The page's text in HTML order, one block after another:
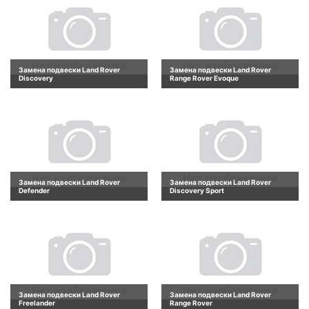
Замена подвески Land Rover
Discovery
Замена подвески Land Rover
Range Rover Evoque
Замена подвески Land Rover
Defender
Замена подвески Land Rover
Discovery Sport
Замена подвески Land Rover
Freelander
Замена подвески Land Rover
Range Rover